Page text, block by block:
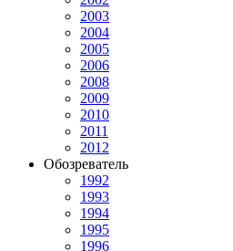
2003
2004
2005
2006
2008
2009
2010
2011
2012
Обозреватель
1992
1993
1994
1995
1996